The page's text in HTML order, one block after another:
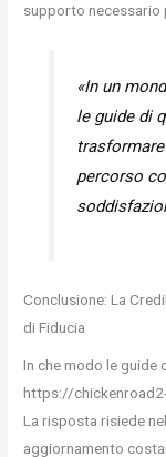
supporto necessario
«In un
le guide di
percorso
Conclusione: La
di Fiducia
In che modo le guide
https://
La risposta risiede
aggiornamento